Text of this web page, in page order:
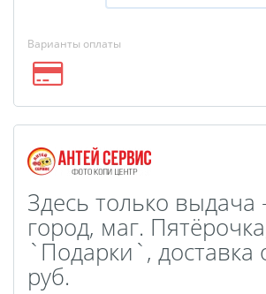
Плакаты и постеры
Печать на баннере,
сетке
Печать на пленке,
наклейки
Печать на бэклите
Печать на холсте
Оформление картин
Папки
Печать подарочных
Варианты оплаты
Здесь только
город, маг.
`Подарки`, доставка
руб.